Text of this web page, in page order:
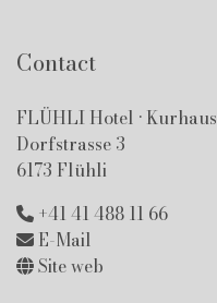
Contact
FLÜHLI Hotel · Kurhaus
Dorfstrasse 3
6173 Flühli
+41 41 488 11 66
E-Mail
Site web